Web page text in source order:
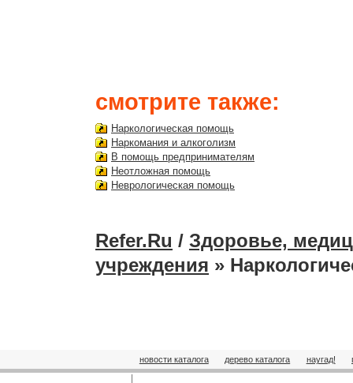
смотрите также:
Наркологическая помощь
Наркомания и алкоголизм
В помощь предпринимателям
Неотложная помощь
Неврологическая помощь
Refer.Ru / Здоровье,
учреждения »
новости каталога дерево каталога наугад!